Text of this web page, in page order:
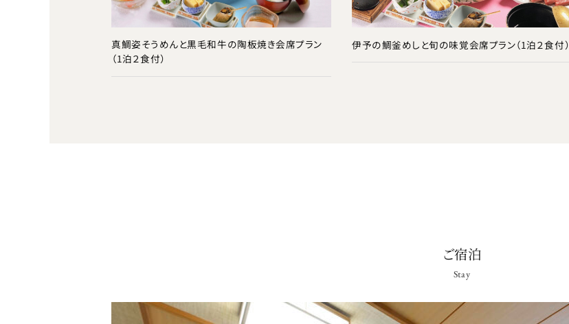
真鯛姿そうめんと黒毛和牛の陶板焼き会席プラン
（1泊２食付）
伊予の鯛釜めしと旬の味覚会席プラン（1泊２食付）
ご宿泊
Stay